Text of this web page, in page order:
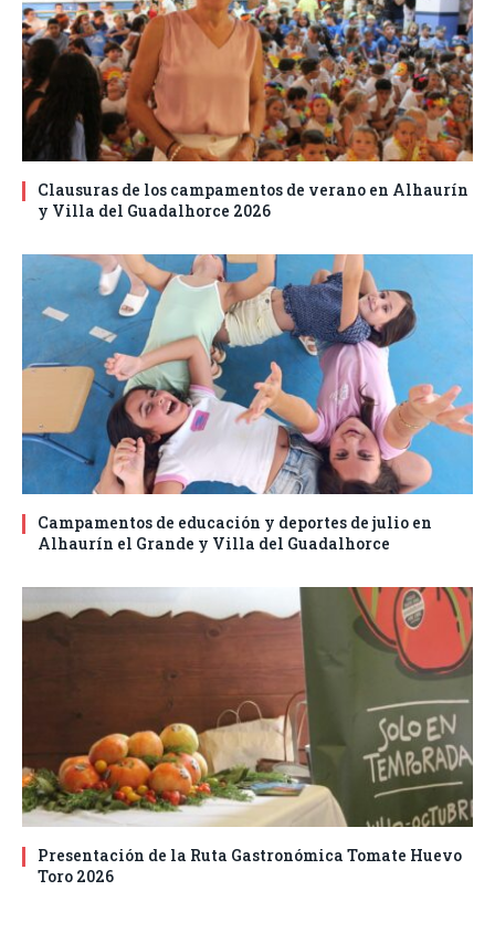
Clausuras de los campamentos de verano en Alhaurín
y Villa del Guadalhorce 2026
Campamentos de educación y deportes de julio en
Alhaurín el Grande y Villa del Guadalhorce
Presentación de la Ruta Gastronómica Tomate Huevo
Toro 2026